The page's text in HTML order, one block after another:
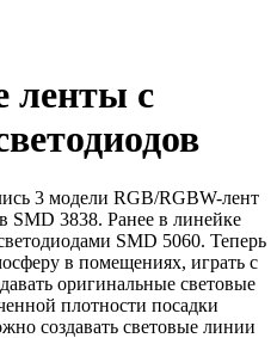
ленты с
3 модели RGB/RGBW-лент
SMD 3838. Ранее в линейке
SMD 5060. Теперь
в помещениях, играть с
оригинальные световые
плотности посадки
создавать световые линии